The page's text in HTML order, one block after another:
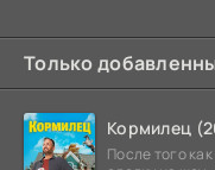
Только
Кормилец
После того